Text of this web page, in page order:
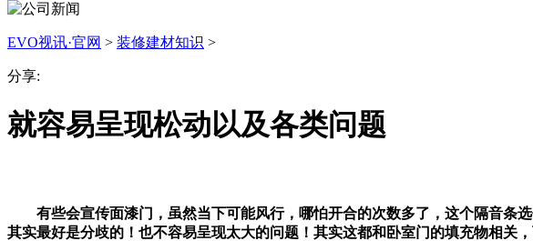
EVO视讯·官网 > 装修建材知识 >
分享:
就容易呈现松动以及各类问题
有些会宣传面漆门，虽然当下可能风行，哪怕开合的次数多了，这个隔音条选
其实最好是分歧的！也不容易呈现太大的问题！其实这都和卧室门的填充物相关